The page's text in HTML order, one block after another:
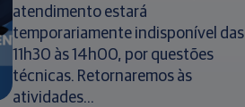
atendimento estará
temporariamente indisponível das
11h30 às 14h00, por questões
técnicas. Retornaremos às
atividades...